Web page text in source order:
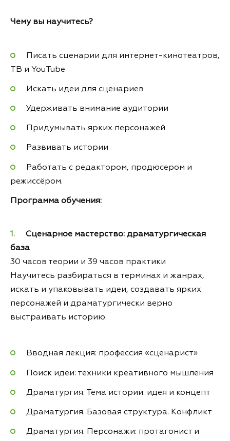
Чему вы научитесь?
Писать сценарии для интернет-кинотеатров,
ТВ и YouTube
Искать идеи для сценариев
Удерживать внимание аудитории
Придумывать ярких персонажей
Развивать истории
Работать с редактором, продюсером и
режиссёром.
Программа обучения:
Сценарное мастерство: драматургическая
база
30 часов теории и 39 часов практики
Научитесь разбираться в терминах и жанрах,
искать и упаковывать идеи, создавать ярких
персонажей и драматургически верно
выстраивать историю.
Вводная лекция: профессия «сценарист»
Поиск идеи: техники креативного мышления
Драматургия. Тема истории: идея и концепт
Драматургия. Базовая структура. Конфликт
Драматургия. Персонажи: протагонист и